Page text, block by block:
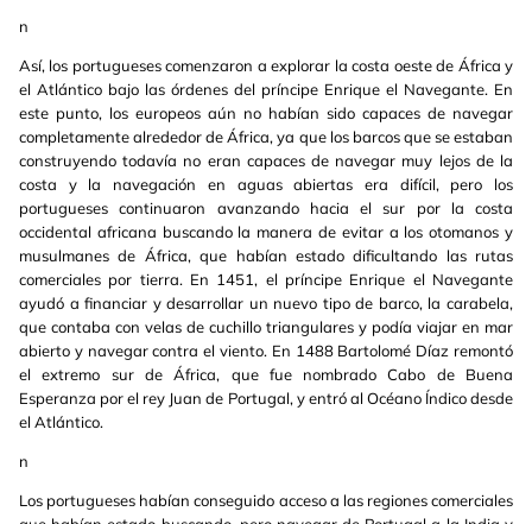
n
Así, los portugueses comenzaron a explorar la costa oeste de África y
el Atlántico bajo las órdenes del príncipe Enrique el Navegante. En
este punto, los europeos aún no habían sido capaces de navegar
completamente alrededor de África, ya que los barcos que se estaban
construyendo todavía no eran capaces de navegar muy lejos de la
costa y la navegación en aguas abiertas era difícil, pero los
portugueses continuaron avanzando hacia el sur por la costa
occidental africana buscando la manera de evitar a los otomanos y
musulmanes de África, que habían estado dificultando las rutas
comerciales por tierra. En 1451, el príncipe Enrique el Navegante
ayudó a financiar y desarrollar un nuevo tipo de barco, la carabela,
que contaba con velas de cuchillo triangulares y podía viajar en mar
abierto y navegar contra el viento. En 1488 Bartolomé Díaz remontó
el extremo sur de África, que fue nombrado Cabo de Buena
Esperanza por el rey Juan de Portugal, y entró al Océano Índico desde
el Atlántico.
n
Los portugueses habían conseguido acceso a las regiones comerciales